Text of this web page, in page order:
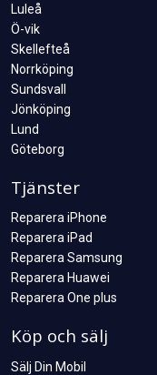
Luleå
Ö-vik
Skellefteå
Norrköping
Sundsvall
Jönköping
Lund
Göteborg
Tjänster
Reparera iPhone
Reparera iPad
Reparera Samsung
Reparera Huawei
Reparera One plus
Köp och sälj
Sälj Din Mobil